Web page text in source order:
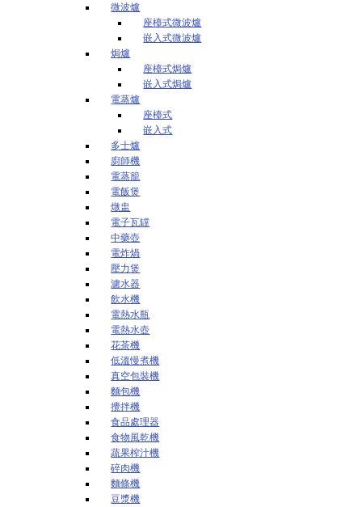
微波爐
座檯式微波爐
嵌入式微波爐
焗爐
座檯式焗爐
嵌入式焗爐
電蒸爐
座檯式
嵌入式
多士爐
廚師機
電蒸籠
電飯煲
燉盅
電子瓦罉
中藥壺
電炸煱
壓力煲
濾水器
飲水機
電熱水瓶
電熱水壺
花茶機
低溫慢煮機
真空包裝機
麵包機
攪拌機
食品處理器
食物風乾機
蔬果榨汁機
碎肉機
麵條機
豆漿機